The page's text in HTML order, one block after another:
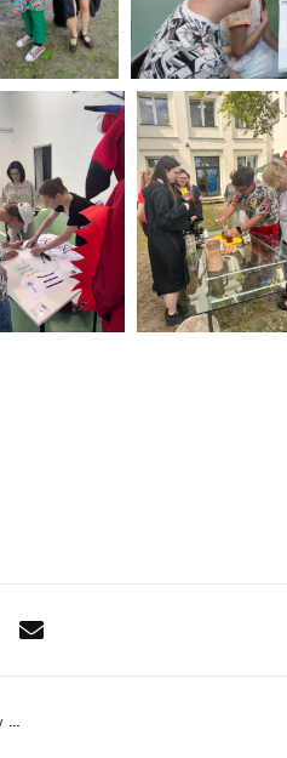
Wizyta studyjna studentek V roku pedagogiki specjalnej w ZSS w Krapkowicach